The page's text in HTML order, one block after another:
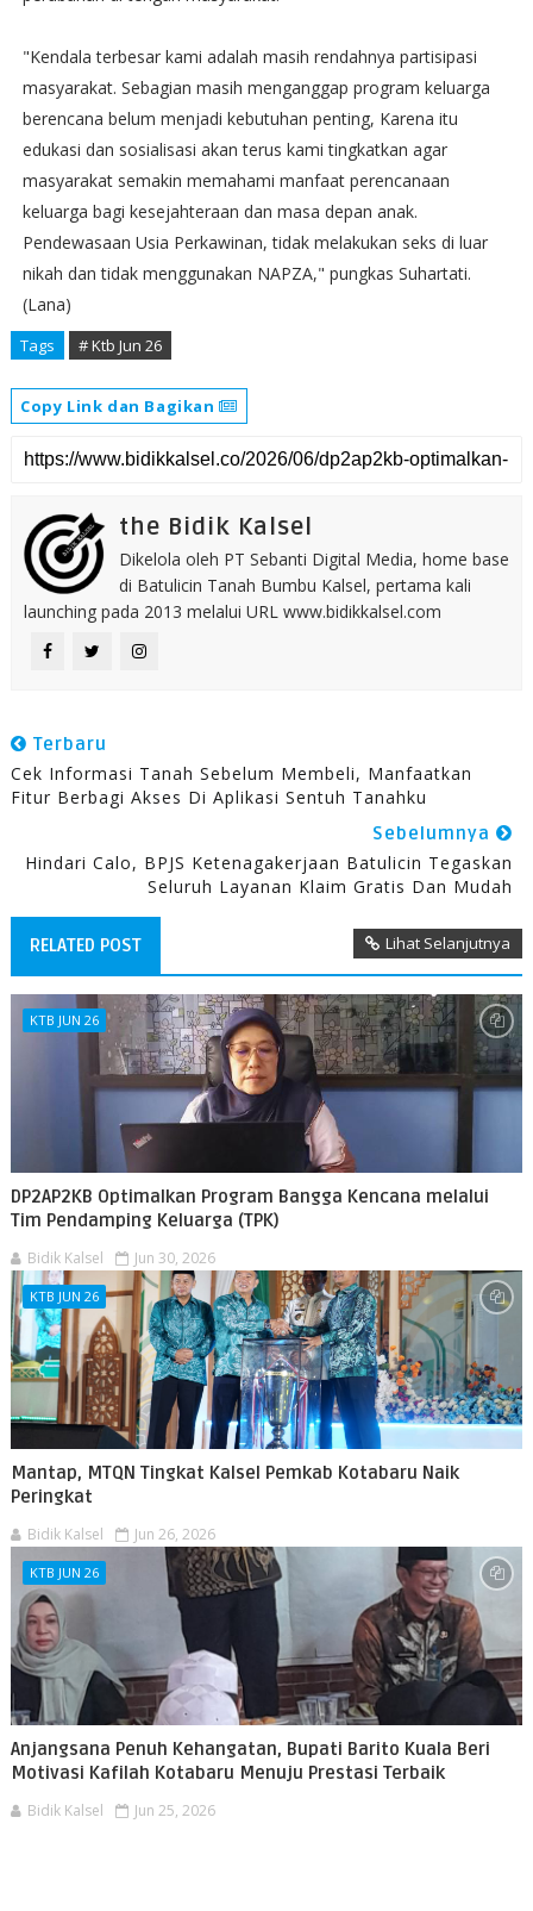
‎"Kendala terbesar kami adalah masih rendahnya partisipasi
masyarakat. Sebagian masih menganggap program keluarga
berencana belum menjadi kebutuhan penting, Karena itu
edukasi dan sosialisasi akan terus kami tingkatkan agar
masyarakat semakin memahami manfaat perencanaan
keluarga bagi kesejahteraan dan masa depan anak.
Pendewasaan Usia Perkawinan, tidak melakukan seks di luar
nikah dan tidak menggunakan NAPZA," pungkas Suhartati.
(Lana)
Tags # Ktb Jun 26
Copy Link dan Bagikan
the Bidik Kalsel
Dikelola oleh PT Sebanti Digital Media, home base
di Batulicin Tanah Bumbu Kalsel, pertama kali
launching pada 2013 melalui URL www.bidikkalsel.com
Terbaru
Cek Informasi Tanah Sebelum Membeli, Manfaatkan
Fitur Berbagi Akses Di Aplikasi Sentuh Tanahku
Sebelumnya
Hindari Calo, BPJS Ketenagakerjaan Batulicin Tegaskan
Seluruh Layanan Klaim Gratis Dan Mudah
RELATED POST Lihat Selanjutnya
KTB JUN 26
‎DP2AP2KB Optimalkan Program Bangga Kencana melalui
Tim Pendamping Keluarga (TPK)
Bidik Kalsel Jun 30, 2026
KTB JUN 26
Mantap, MTQN Tingkat Kalsel Pemkab Kotabaru Naik
Peringkat
Bidik Kalsel Jun 26, 2026
KTB JUN 26
Anjangsana Penuh Kehangatan, Bupati Barito Kuala Beri
Motivasi Kafilah Kotabaru Menuju Prestasi Terbaik
Bidik Kalsel Jun 25, 2026